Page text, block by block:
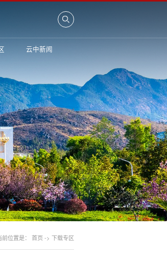
云中新闻
前位置是： 首页-> 下载专区